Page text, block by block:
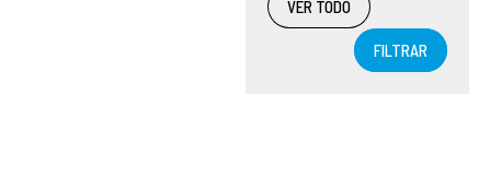
VER TODO
FILTRAR